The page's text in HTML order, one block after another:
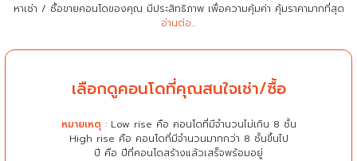
หาเช่า / ซื้อขายคอนโดของคุณ มีประสิทธิภาพ เพื่อความคุ้มค่า คุ้มราคามากที่สุด
อ่านต่อ...
เลือกดูคอนโดที่คุณสนใจเช่า/ซื้อ
หมายเหตุ : Low rise คือ คอนโดที่มีจำนวนไม่เกิน 8 ชั้น
High rise คือ คอนโดที่มีจำนวนมากกว่า 8 ชั้นขึ้นไป
ปี คือ ปีที่คอนโดสร้างแล้วเสร็จพร้อมอยู่